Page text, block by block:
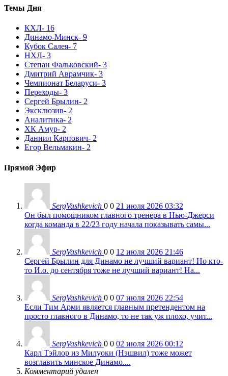
Темы Дня
КХЛ- 16
Динамо-Минск- 9
Кубок Салея- 7
НХЛ- 3
Степан Фальковский- 3
Дмитрий Аврамчик- 3
Чемпионат Беларуси- 3
Переходы- 3
Сергей Брылин- 2
Эксклюзив- 2
Аналитика- 2
ХК Амур- 2
Даниил Карпович- 2
Егор Вельмакин- 2
Прямой Эфир
SergVashkevich 0 0 21 июля 2026 03:32
Он был помощником главного тренера в Нью-Джерси
когда команда в 22/23 году начала показывать самы...
SergVashkevich 0 0 12 июля 2026 21:46
Сергей Брылин для Динамо не лучший вариант! Но кто-
то И.о. до сентября тоже не лучший вариант! На...
SergVashkevich 0 0 07 июля 2026 22:54
Если Тим Арми является главным претендентом на
просто главного в Динамо, то не так уж плохо, учит...
SergVashkevich 0 0 02 июля 2026 00:12
Карл Тэйлор из Милуоки (Нэшвил) тоже может
возглавить минское Динамо....
Комментарий удален